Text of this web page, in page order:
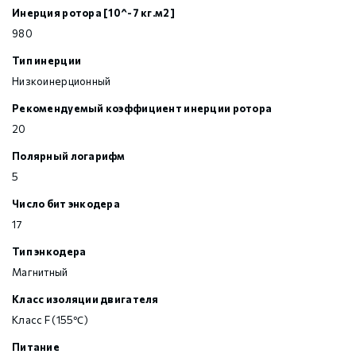
Инерция ротора [10^-7 кг.м2]
980
Тип инерции
Низкоинерционный
Рекомендуемый коэффициент инерции ротора
20
Полярный логарифм
5
Число бит энкодера
17
Тип энкодера
Магнитный
Класс изоляции двигателя
Класс F (155℃)
Питание